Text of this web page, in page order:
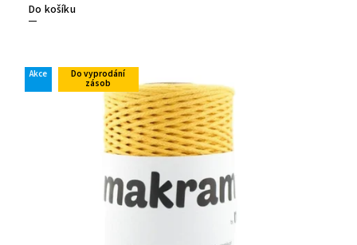
Do košíku
Akce
Do vyprodání
zásob